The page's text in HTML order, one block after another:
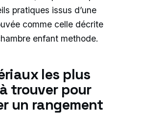
pratiques issus d’une
comme celle décrite
enfant methode.
les plus
trouver pour
un rangement